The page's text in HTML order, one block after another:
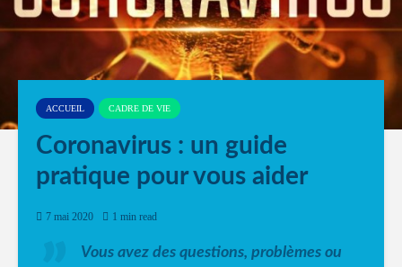
ACCUEIL CADRE DE VIE
Coronavirus : un guide
pratique pour vous aider
7 mai 2020 1 min read
Vous avez des questions, problèmes ou